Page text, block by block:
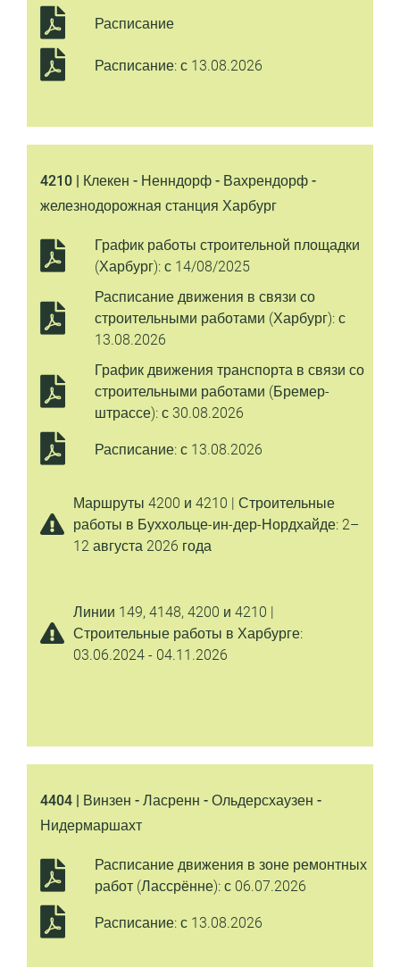
Расписание
Расписание: с 13.08.2026
4210 | Клекен - Ненндорф - Вахрендорф -
железнодорожная станция Харбург
График работы строительной площадки
(Харбург): с 14/08/2025
Расписание движения в связи со
строительными работами (Харбург): с
13.08.2026
График движения транспорта в связи со
строительными работами (Бремер-
штрассе): с 30.08.2026
Расписание: с 13.08.2026
Маршруты 4200 и 4210 | Строительные
работы в Буххольце-ин-дер-Нордхайде: 2–
12 августа 2026 года
Линии 149, 4148, 4200 и 4210 |
Строительные работы в Харбурге:
03.06.2024 - 04.11.2026
4404 | Винзен - Ласренн - Ольдерсхаузен -
Нидермаршахт
Расписание движения в зоне ремонтных
работ (Лассрённе): с 06.07.2026
Расписание: с 13.08.2026